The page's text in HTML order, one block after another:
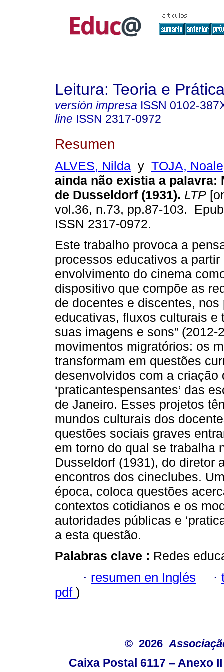
Leitura: Teoria e
versión impresa ISSN 0102-
line ISSN 2317-0972
Resumen
ALVES, Nilda y TOJA, Noale
ainda não existia a palavra:
de Dusseldorf (1931). LTP
vol.36, n.73, pp.87-103.
ISSN 2317-0972.
Este trabalho provoca a
processos educativos a partir
envolvimento do cinema
dispositivo que compõe as
de docentes e discentes,
educativas, fluxos culturais e
suas imagens e sons”
movimentos migratórios: os
transformam em questões
desenvolvidos com a
‘praticantespensantes’ das
de Janeiro. Esses projetos
mundos culturais dos
questões sociais graves
em torno do qual se trabalha
Dusseldorf (1931), do diretor
encontros dos cineclubes.
época, coloca questões
contextos cotidianos e os
autoridades públicas e
a esta questão.
Palabras clave : Redes
· resumen en Inglés ·
pdf )
© 2026
Caixa Postal 6117 – Anexo